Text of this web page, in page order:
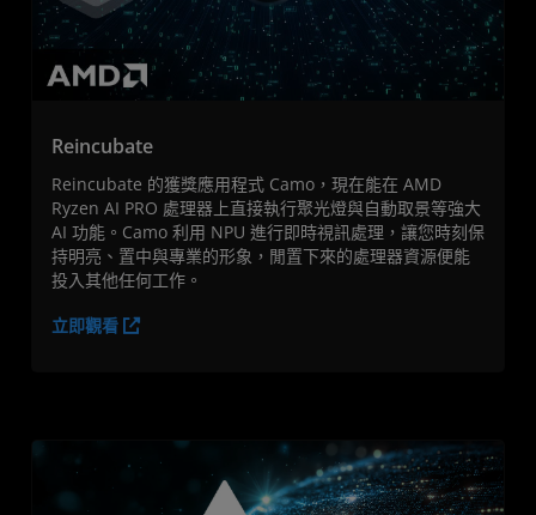
Reincubate
Reincubate 的獲獎應用程式 Camo，現在能在 AMD
Ryzen AI PRO 處理器上直接執行聚光燈與自動取景等強大
AI 功能。Camo 利用 NPU 進行即時視訊處理，讓您時刻保
持明亮、置中與專業的形象，閒置下來的處理器資源便能
投入其他任何工作。
立即觀看